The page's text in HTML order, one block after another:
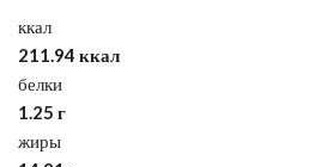
ккал
211.94 ккал
белки
1.25 г
жиры